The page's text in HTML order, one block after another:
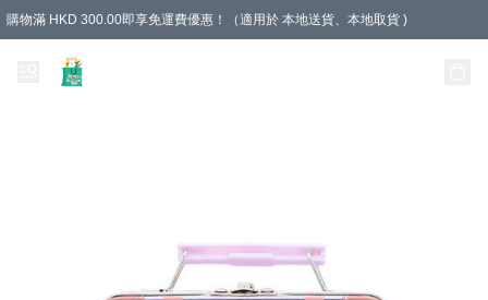
購物滿 HKD 300.00即享免運費優惠！（適用於 本地送貨、本地取貨 )